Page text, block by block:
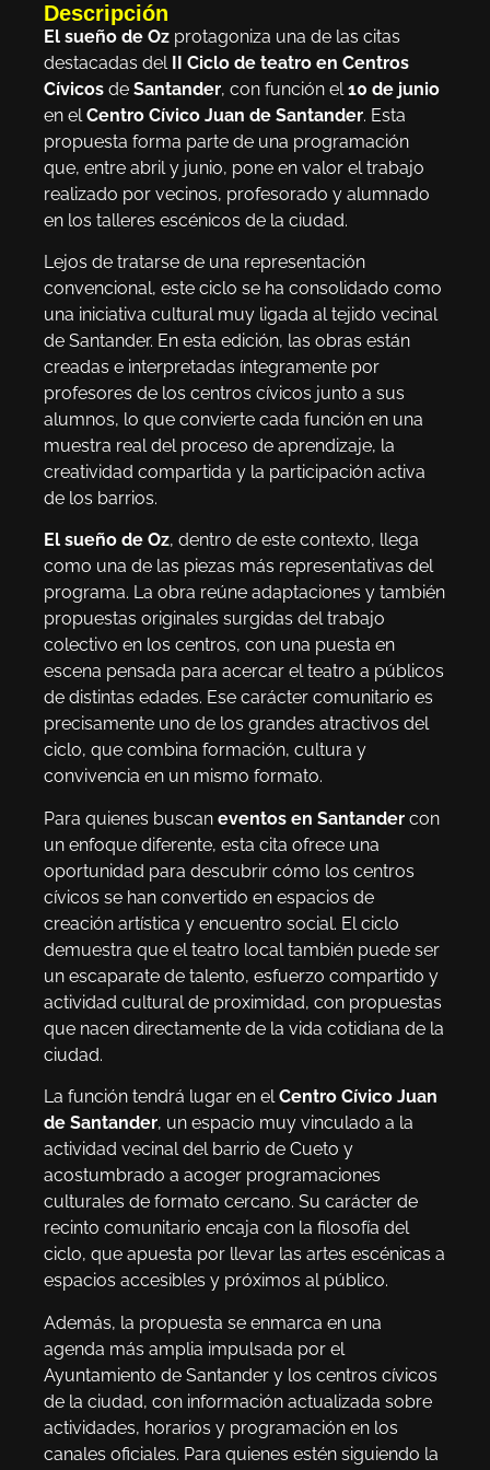
Descripción
El sueño de Oz protagoniza una de las citas
destacadas del II Ciclo de teatro en Centros
Cívicos de Santander, con función el 10 de junio
en el Centro Cívico Juan de Santander. Esta
propuesta forma parte de una programación
que, entre abril y junio, pone en valor el trabajo
realizado por vecinos, profesorado y alumnado
en los talleres escénicos de la ciudad.
Lejos de tratarse de una representación
convencional, este ciclo se ha consolidado como
una iniciativa cultural muy ligada al tejido vecinal
de Santander. En esta edición, las obras están
creadas e interpretadas íntegramente por
profesores de los centros cívicos junto a sus
alumnos, lo que convierte cada función en una
muestra real del proceso de aprendizaje, la
creatividad compartida y la participación activa
de los barrios.
El sueño de Oz, dentro de este contexto, llega
como una de las piezas más representativas del
programa. La obra reúne adaptaciones y también
propuestas originales surgidas del trabajo
colectivo en los centros, con una puesta en
escena pensada para acercar el teatro a públicos
de distintas edades. Ese carácter comunitario es
precisamente uno de los grandes atractivos del
ciclo, que combina formación, cultura y
convivencia en un mismo formato.
Para quienes buscan eventos en Santander con
un enfoque diferente, esta cita ofrece una
oportunidad para descubrir cómo los centros
cívicos se han convertido en espacios de
creación artística y encuentro social. El ciclo
demuestra que el teatro local también puede ser
un escaparate de talento, esfuerzo compartido y
actividad cultural de proximidad, con propuestas
que nacen directamente de la vida cotidiana de la
ciudad.
La función tendrá lugar en elCentro Cívico Juan
de Santander, un espacio muy vinculado a la
actividad vecinal del barrio de Cueto y
acostumbrado a acoger programaciones
culturales de formato cercano. Su carácter de
recinto comunitario encaja con la filosofía del
ciclo, que apuesta por llevar las artes escénicas a
espacios accesibles y próximos al público.
Además, la propuesta se enmarca en una
agenda más amplia impulsada por el
Ayuntamiento de Santander y los centros cívicos
de la ciudad, con información actualizada sobre
actividades, horarios y programación en los
canales oficiales. Para quienes estén siguiendo la